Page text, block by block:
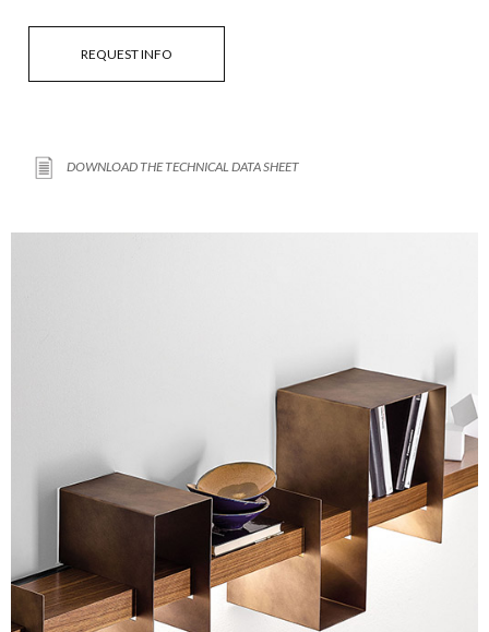
REQUEST INFO
DOWNLOAD THE TECHNICAL DATA SHEET